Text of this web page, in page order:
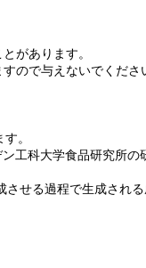
があります。
ので与えないでくださ
。
工科大学食品研究所
せる過程で生成される